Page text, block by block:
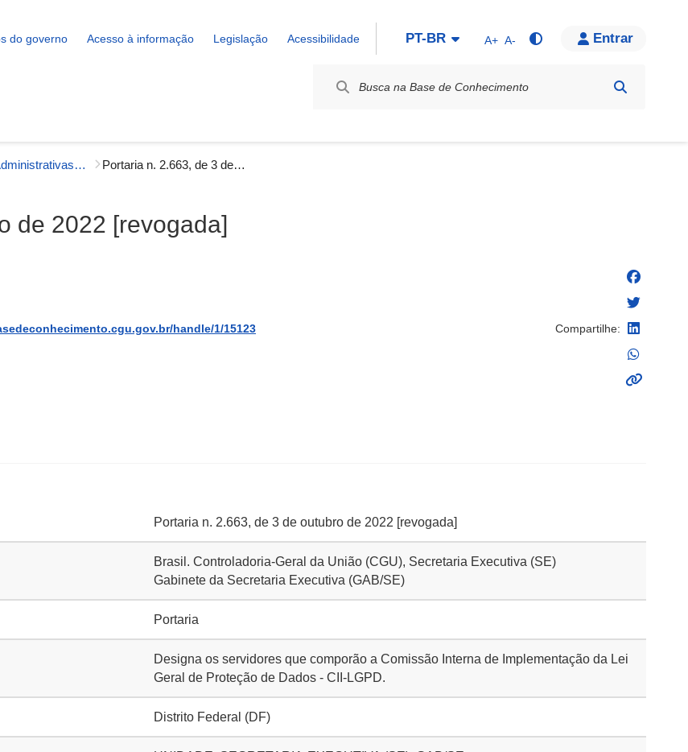
do governo Acesso à informação Legislação Acessibilidade PT-BR A+ A- Entrar
Portarias Administrativas - Governança Interna Portaria n. 2.663, de 3 de outubro de 2022 [revogada]
de 2022 [revogada]
handle/1/15123 Compartilhe:
Portaria n. 2.663, de 3 de outubro de 2022 [revogada]
Brasil. Controladoria-Geral da União (CGU), Secretaria Executiva (SE)
Gabinete da Secretaria Executiva (GAB/SE)
Portaria
Designa os servidores que comporão a Comissão Interna de Implementação da Lei
Geral de Proteção de Dados - CII-LGPD.
Distrito Federal (DF)